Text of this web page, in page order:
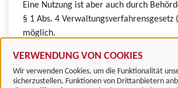
VERWENDUNG VON COOKIES
Wir verwenden Cookies, um die Funktionalität
sicherzustellen, Funktionen von Drittanbietern
Eine Nutzung ist aber auch durch
§ 1 Abs. 4 Verwaltungsverfahrensgesetz
möglich.